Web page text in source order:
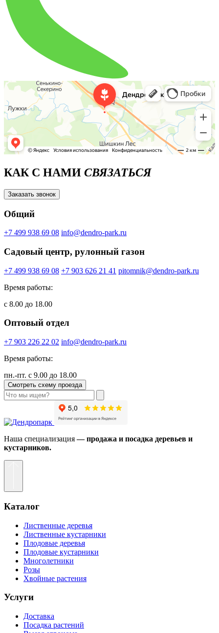
КАК С НАМИ СВЯЗАТЬСЯ
Заказать звонок
Общий
+7 499 938 69 08 info@dendro-park.ru
Садовый центр, рулонный газон
+7 499 938 69 08 +7 903 626 21 41 pitomnik@dendro-park.ru
Время работы:
с 8.00 до 18.00
Оптовый отдел
+7 903 226 22 02 info@dendro-park.ru
Время работы:
пн.-пт. с 9.00 до 18.00
Смотреть схему проезда
Наша специализация— продажа и посадка деревьев и
кустарников.
Каталог
Лиственные деревья
Лиственные кустарники
Плодовые деревья
Плодовые кустарники
Многолетники
Розы
Хвойные растения
Услуги
Доставка
Посадка растений